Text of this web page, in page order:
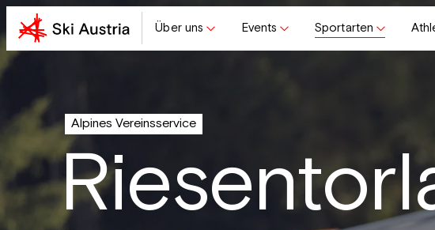
Über uns Events Sportarten
Alpines Vereinsservice